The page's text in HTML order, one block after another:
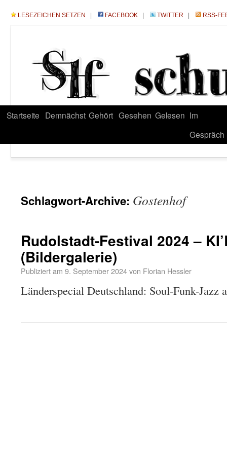
LESEZEICHEN SETZEN FACEBOOK TWITTER RSS-
Startseite Demnächst Gehört Gesehen Gelesen Im
Gespräch
Schlagwort-Archive: Gostenhof
Rudolstadt-Festival 2024 –
(Bildergalerie)
Publiziert am 9. September 2024von Florian Hessler
Länderspecial Deutschland: Soul-Funk-Jazz